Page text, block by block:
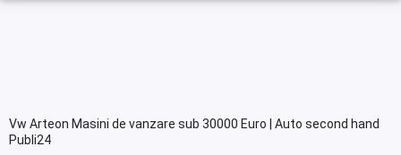
Vw Arteon Masini de vanzare sub 30000 Euro | Auto second hand
Publi24